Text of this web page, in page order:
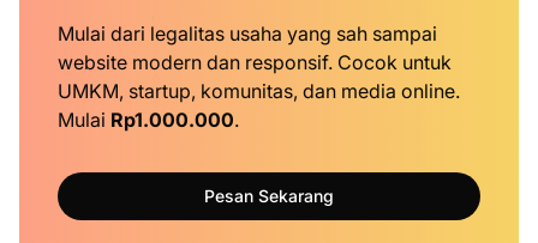
Mulai dari legalitas usaha yang sah sampai
website modern dan responsif. Cocok untuk
UMKM, startup, komunitas, dan media online.
Mulai Rp1.000.000.
Pesan Sekarang